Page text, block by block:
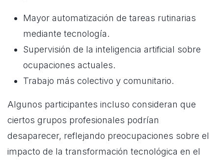
Mayor automatización de tareas rutinarias
mediante tecnología.
Supervisión de la inteligencia artificial sobre
ocupaciones actuales.
Trabajo más colectivo y comunitario.
Algunos participantes incluso consideran que
ciertos grupos profesionales podrían
desaparecer, reflejando preocupaciones sobre el
impacto de la transformación tecnológica en el